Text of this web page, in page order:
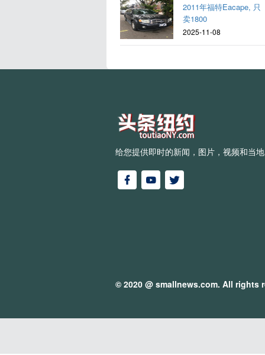
2011年福特Eacape, 只
卖1800
2025-11-08
给您提供即时的新闻，图片，视频和当
© 2020 @ smallnews.com. All rights